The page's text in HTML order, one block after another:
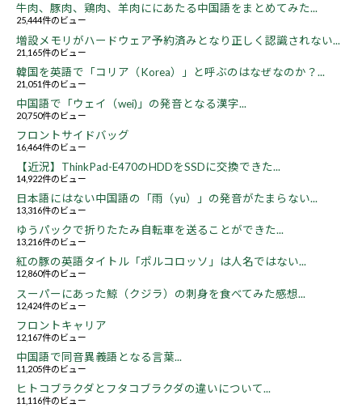
牛肉、豚肉、鶏肉、羊肉ににあたる中国語をまとめてみた...
25,444件のビュー
増設メモリがハードウェア予約済みとなり正しく認識されない...
21,165件のビュー
韓国を英語で「コリア（Korea）」と呼ぶのはなぜなのか？...
21,051件のビュー
中国語で「ウェイ（wei)」の発音となる漢字...
20,750件のビュー
フロントサイドバッグ
16,464件のビュー
【近況】ThinkPad-E470のHDDをSSDに交換できた...
14,922件のビュー
日本語にはない中国語の「雨（yu）」の発音がたまらない...
13,316件のビュー
ゆうパックで折りたたみ自転車を送ることができた...
13,216件のビュー
紅の豚の英語タイトル「ポルコロッソ」は人名ではない...
12,860件のビュー
スーパーにあった鯨（クジラ）の刺身を食べてみた感想...
12,424件のビュー
フロントキャリア
12,167件のビュー
中国語で同音異義語となる言葉...
11,205件のビュー
ヒトコブラクダとフタコブラクダの違いについて...
11,116件のビュー